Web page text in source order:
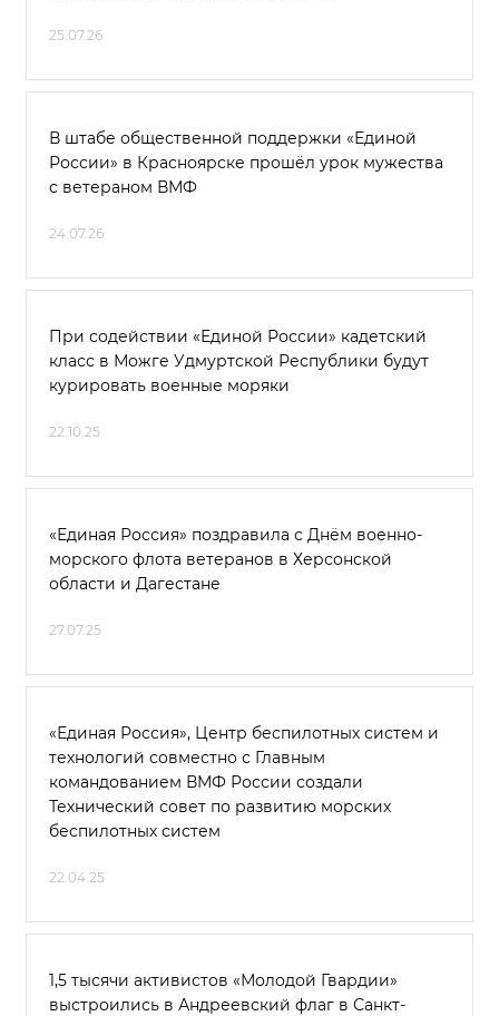
25.07.26
В штабе общественной поддержки «Единой
России» в Красноярске прошёл урок мужества
с ветераном ВМФ
24.07.26
При содействии «Единой России» кадетский
класс в Можге Удмуртской Республики будут
курировать военные моряки
22.10.25
«Единая Россия» поздравила с Днём военно-
морского флота ветеранов в Херсонской
области и Дагестане
27.07.25
«Единая Россия», Центр беспилотных систем и
технологий совместно с Главным
командованием ВМФ России создали
Технический совет по развитию морских
беспилотных систем
22.04.25
1,5 тысячи активистов «Молодой Гвардии»
выстроились в Андреевский флаг в Санкт-